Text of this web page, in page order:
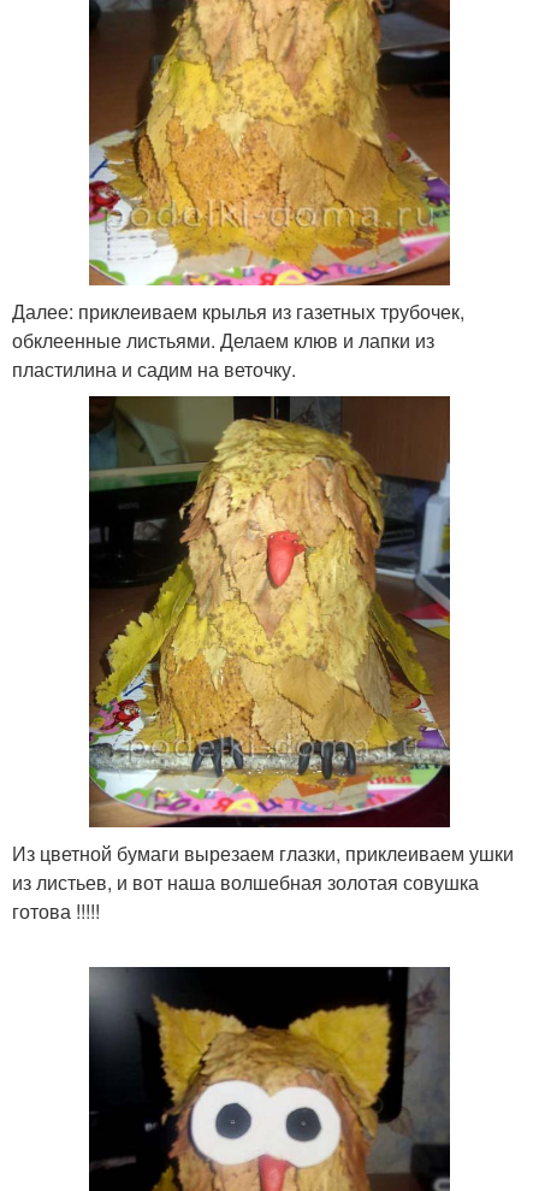
Далее: приклеиваем крылья из газетных трубочек,
обклеенные листьями. Делаем клюв и лапки из
пластилина и садим на веточку.
Из цветной бумаги вырезаем глазки, приклеиваем ушки
из листьев, и вот наша волшебная золотая совушка
готова !!!!!